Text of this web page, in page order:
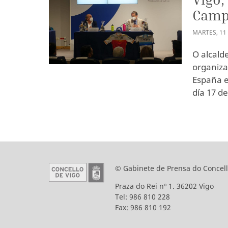
MARTES, 11
O
España
día 17
© Gabinete de Prensa do
Praza do Rei nº 1. 36202 Vigo
Tel: 986 810 228
Fax: 986 810 192